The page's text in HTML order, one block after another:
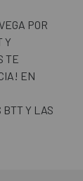
POR
Y
TE
EN
BTT Y LAS